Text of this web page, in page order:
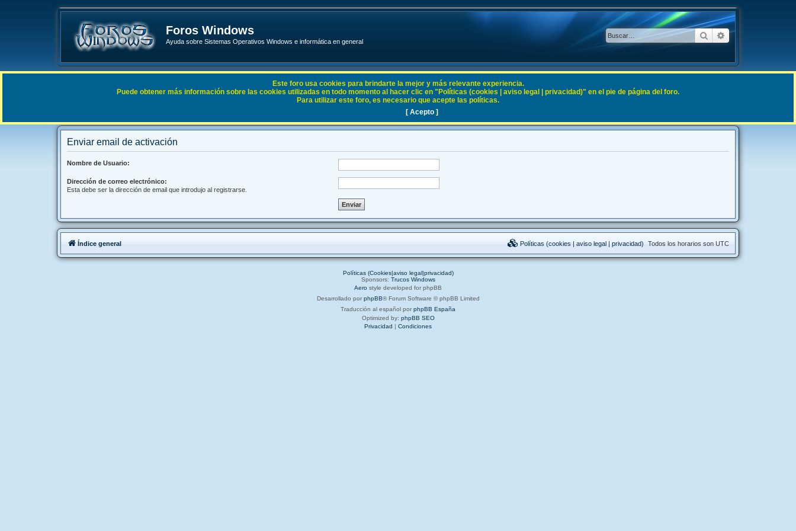
Foros Windows
Ayuda sobre Sistemas Operativos Windows e informática en general
BuscarBúsqueda
Enlaces rápidos FAQ
Enviar email de activación
Nombre de Usuario:
Dirección de correo electrónico:
Esta debe ser la dirección de email que introdujo al registrarse.
Este foro usa cookies para brindarte la mejor y más relevante experiencia.
Puede obtener más información sobre las cookies utilizadas en todo momento al hacer clic en "Políticas (cookies | aviso legal | privacidad)" en el pie de página del foro.
Para utilizar este foro, es necesario que acepte las políticas.
[ Acepto ]
Índice general Todos los horarios son UTC
Políticas (cookies | aviso legal | privacidad)
Políticas (Cookies|aviso legal|privacidad)
Sponsors: Trucos Windows
Aero style developed for phpBB
Desarrollado por phpBB® Forum Software © phpBB Limited
Traducción al español por phpBB España
Optimized by: phpBB SEO
Privacidad | Condiciones